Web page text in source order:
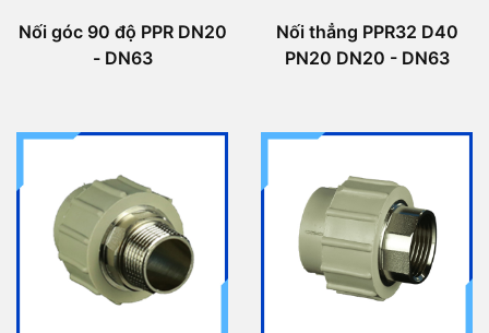
Nối góc 90 độ PPR DN20
- DN63
Nối thẳng PPR32 D40
PN20 DN20 - DN63